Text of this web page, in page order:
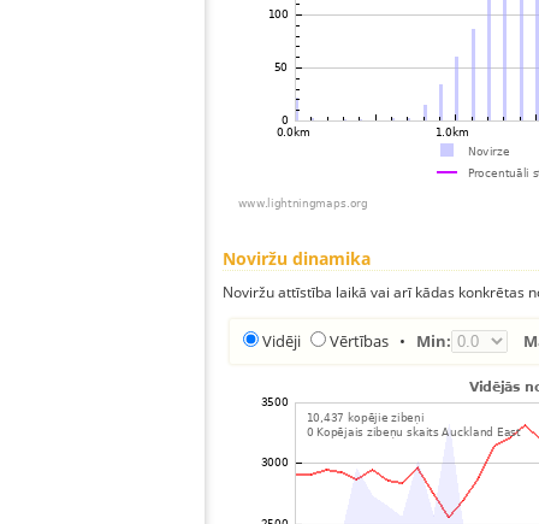
Noviržu dinamika
Noviržu attīstība laikā vai arī kādas konkrētas
Vidēji Vērtības • Min: